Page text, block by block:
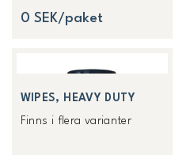
0 SEK/paket
WIPES, HEAVY DUTY
Finns i flera varianter